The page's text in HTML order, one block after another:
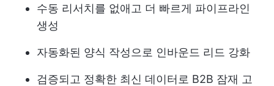
수동 리서치를 없애고 더 빠르게 파이프라인
생성
자동화된 양식 작성으로 인바운드 리드 강화
검증되고 정확한 최신 데이터로 B2B 잠재 고